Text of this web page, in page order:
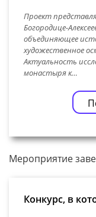
Проект
Богородице-
объединяющее
художественное
Актуальность
монастыря к…
Мероприятие
Конкурс, в